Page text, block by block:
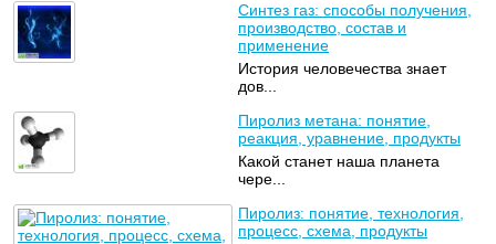
Синтез газ: способы получения,
производство, состав и
применение
История человечества знает
дов...
Пиролиз метана: понятие,
реакция, уравнение, продукты
Какой станет наша планета
чере...
Пиролиз: понятие, технология,
процесс, схема, продукты